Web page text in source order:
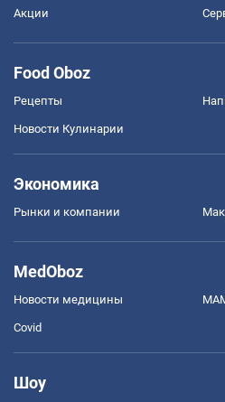
Акции
Food Oboz
Рецепты
Новости Кулинарии
Экономика
Рынки и компании
MedOboz
Новости медицины
Covid
Шоу